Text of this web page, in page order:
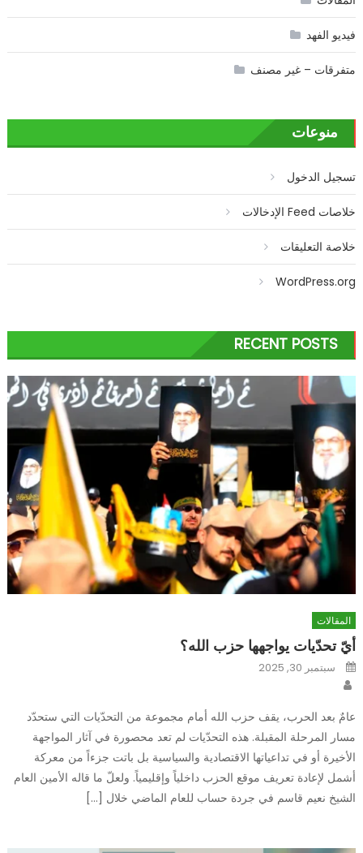
فيديو الفهد
متفرقات – غير مصنف
منوعات
تسجيل الدخول
خلاصات Feed الإدخالات
خلاصة التعليقات
WordPress.org
RECENT POSTS
المقالات
أيّ تحدّيات يواجهها حزب الله؟
Posted
onسبتمبر 30, 2025
عامٌ بعد الحرب، يقف حزب الله أمام مجموعة من التحدّيات التي ستحدّد
مسار المرحلة المقبلة. هذه التحدّيات لم تعد محصورة في آثار المواجهة
الأخيرة أو في تداعياتها الاقتصادية والسياسية بل باتت جزءاً من معركة
أشمل لإعادة تعريف موقع الحزب داخلياً وإقليمياً. ولعلّ ما قاله الأمين العام
الشيخ نعيم قاسم في جردة حساب للعام الماضي خلال […]